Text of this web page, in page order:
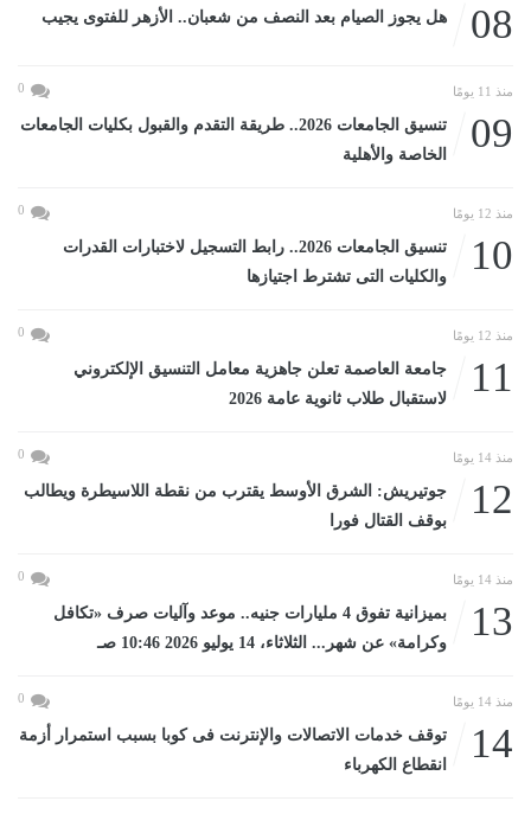
08 هل يجوز الصيام بعد النصف من شعبان.. الأزهر للفتوى يجيب
منذ 11 يومًا 0
09
تنسيق الجامعات 2026.. طريقة التقدم والقبول بكليات الجامعات
الخاصة والأهلية
منذ 12 يومًا 0
10
تنسيق الجامعات 2026.. رابط التسجيل لاختبارات القدرات
والكليات التى تشترط اجتيازها
منذ 12 يومًا 0
11
جامعة العاصمة تعلن جاهزية معامل التنسيق الإلكتروني
لاستقبال طلاب ثانوية عامة 2026
منذ 14 يومًا 0
12
جوتيريش: الشرق الأوسط يقترب من نقطة اللاسيطرة ويطالب
بوقف القتال فورا
منذ 14 يومًا 0
13
بميزانية تفوق 4 مليارات جنيه.. موعد وآليات صرف «تكافل
وكرامة» عن شهر... الثلاثاء، 14 يوليو 2026 10:46 صـ
منذ 14 يومًا 0
14
توقف خدمات الاتصالات والإنترنت فى كوبا بسبب استمرار أزمة
انقطاع الكهرباء